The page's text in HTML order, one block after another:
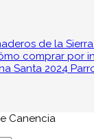
de la
comprar por
Santa 2024
Canencia